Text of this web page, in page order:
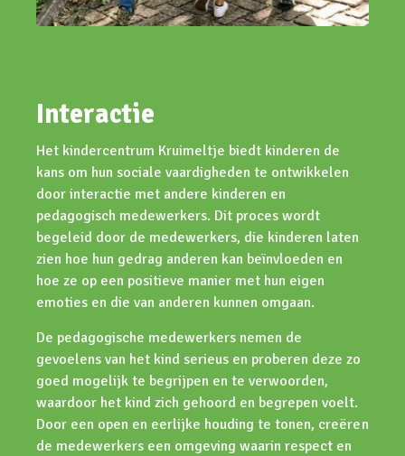
Interactie
Het kindercentrum Kruimeltje biedt kinderen de
kans om hun sociale vaardigheden te ontwikkelen
door interactie met andere kinderen en
pedagogisch medewerkers. Dit proces wordt
begeleid door de medewerkers, die kinderen laten
zien hoe hun gedrag anderen kan beïnvloeden en
hoe ze op een positieve manier met hun eigen
emoties en die van anderen kunnen omgaan.
De pedagogische medewerkers nemen de
gevoelens van het kind serieus en proberen deze zo
goed mogelijk te begrijpen en te verwoorden,
waardoor het kind zich gehoord en begrepen voelt.
Door een open en eerlijke houding te tonen, creëren
de medewerkers een omgeving waarin respect en